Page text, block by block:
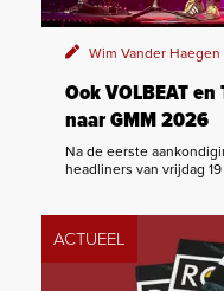
Wim Vander Haegen
Ook VOLBEAT en
naar GMM 2026
Na de eerste
headliners van vrijdag
ACTUEEL